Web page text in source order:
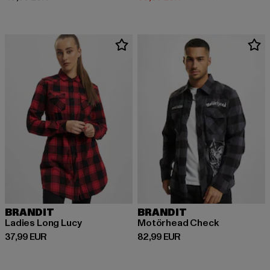
BRANDIT
Ladies Long Lucy
37,99 EUR
Derzeitiger Preis: 37,99 EUR
BRANDIT
Motörhead Check
82,99 EUR
Derzeitiger Preis: 82,99 EUR